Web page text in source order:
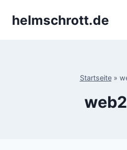
Inhalthelmschrott.de
Startseite»